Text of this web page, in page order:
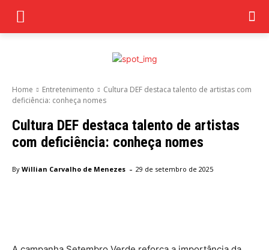
Home Entretenimento
Cultura DEF destaca talento de artistas com
deficiência: conheça nomes
Cultura DEF destaca talento de artistas
com deficiência: conheça nomes
By Willian Carvalho de Menezes - 29 de setembro de 2025